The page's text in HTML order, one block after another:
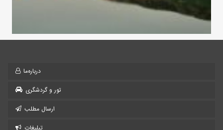
درباره‌ما
تور و گردشگری
ارسال مطلب
تبلیغات